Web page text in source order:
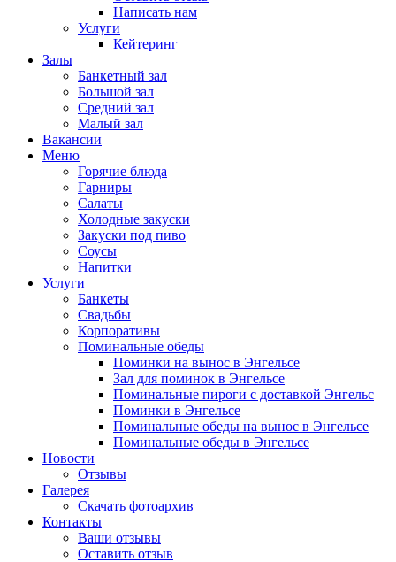
Написать нам
Услуги
Кейтеринг
Залы
Банкетный зал
Большой зал
Средний зал
Малый зал
Вакансии
Меню
Горячие блюда
Гарниры
Салаты
Холодные закуски
Закуски под пиво
Соусы
Напитки
Услуги
Банкеты
Свадьбы
Корпоративы
Поминальные обеды
Поминки на вынос в Энгельсе
Зал для поминок в Энгельсе
Поминальные пироги с доставкой Энгельс
Поминки в Энгельсе
Поминальные обеды на вынос в Энгельсе
Поминальные обеды в Энгельсе
Новости
Отзывы
Галерея
Скачать фотоархив
Контакты
Ваши отзывы
Оставить отзыв